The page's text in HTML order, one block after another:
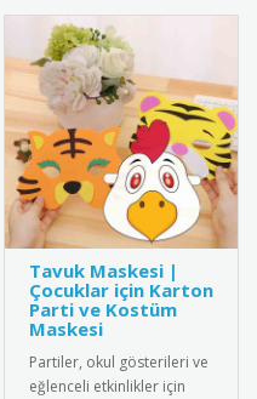
Tavuk Maskesi |
Çocuklar için Karton
Parti ve Kostüm
Maskesi
Partiler, okul gösterileri ve
eğlenceli etkinlikler için